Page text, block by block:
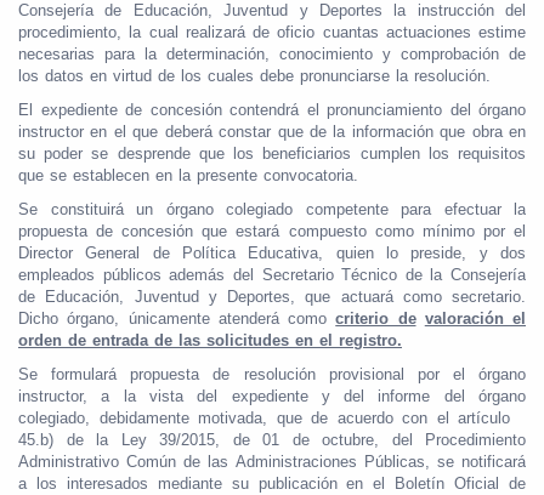
Consejería de Educación, Juventud y Deportes la instrucción del
procedimiento, la cual realizará de oficio cuantas actuaciones estime
necesarias para la determinación, conocimiento y comprobación de
los datos en virtud de los cuales debe pronunciarse la resolución.
El expediente de concesión contendrá el pronunciamiento del órgano
instructor en el que deberá constar que de la información que obra en
su poder se desprende que los beneficiarios cumplen los requisitos
que se establecen en la presente convocatoria.
Se constituirá un órgano colegiado competente para efectuar la
propuesta de concesión que estará compuesto como mínimo por el
Director General de Política Educativa, quien lo preside, y dos
empleados públicos además del Secretario Técnico de la Consejería
de Educación, Juventud y Deportes, que actuará como secretario.
Dicho órgano, únicamente atenderá comocriterio de valoración el
orden de entrada de las solicitudes en el registro.
Se formulará propuesta de resolución provisional por el órgano
instructor, a la vista del expediente y del informe del órgano
colegiado, debidamente motivada, que de acuerdo con el artículo
45.b) de la Ley 39/2015, de 01 de octubre, del Procedimiento
Administrativo Común de las Administraciones Públicas, se notificará
a los interesados mediante su publicación en el Boletín Oficial de